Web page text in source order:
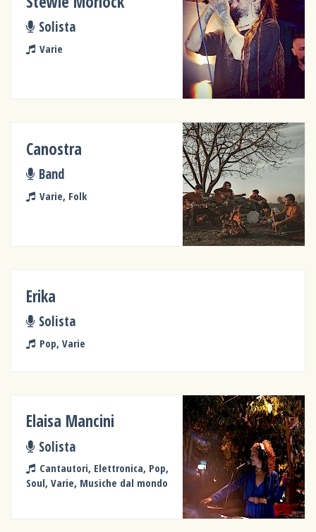
Solista
Varie
Canostra
Band
Varie, Folk
Erika
Solista
Pop, Varie
Elaisa Mancini
Solista
Cantautori, Elettronica, Pop,
Soul, Varie, Musiche dal mondo